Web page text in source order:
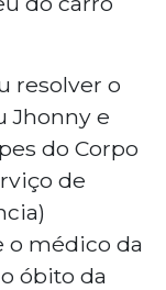
resolver o
Jhonny e
do Corpo
de
o médico da
óbito da